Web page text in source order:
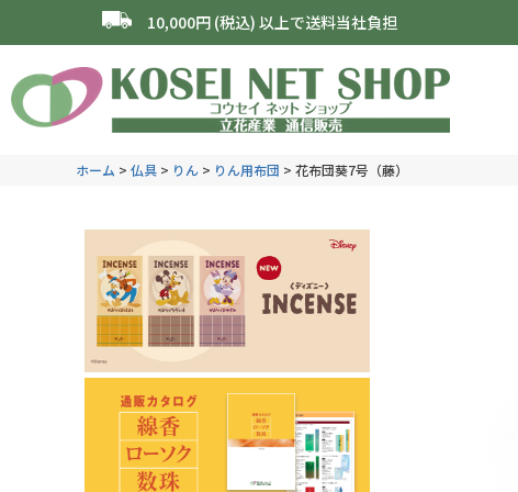
10,000円 (税込) 以上で送料当社負担
ホーム 仏具 りん りん用布団 花布団葵7号（藤）